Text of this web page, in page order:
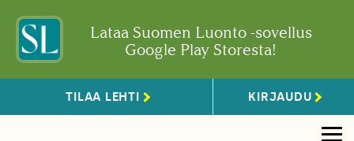
Lataa Suomen Luonto -sovellus
Google Play Storesta!
TILAA LEHTI KIRJAUDU